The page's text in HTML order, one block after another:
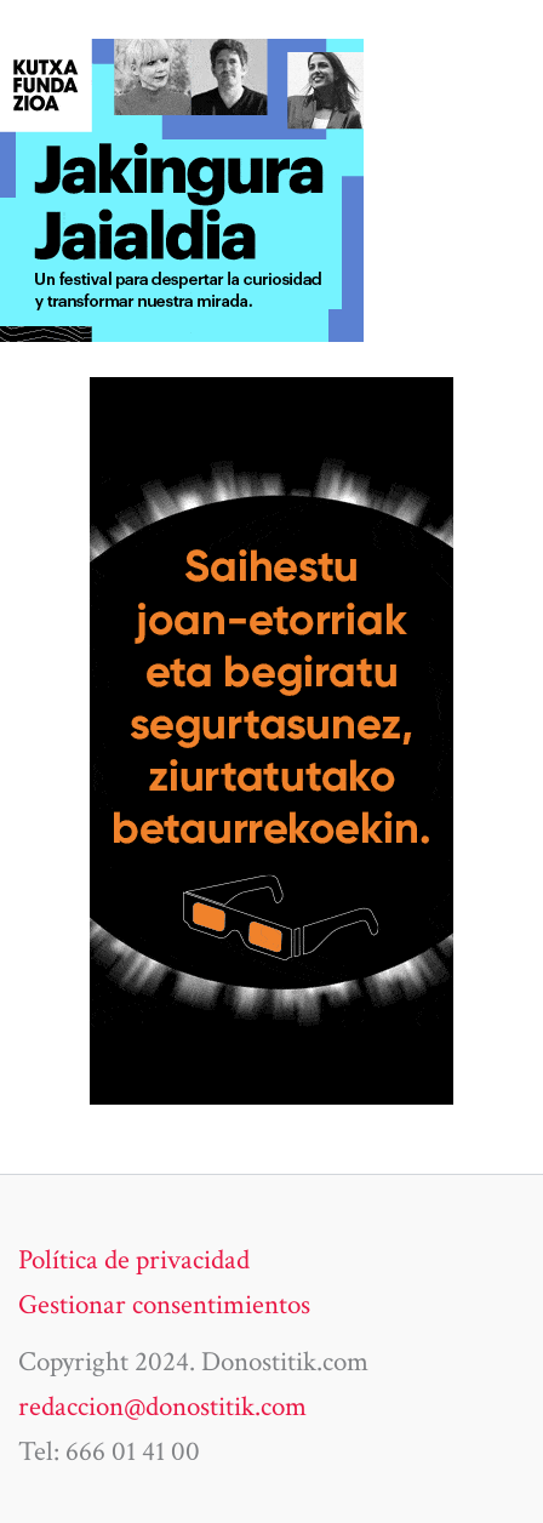
Política de privacidad
Gestionar consentimientos
Copyright 2024. Donostitik.com
redaccion@donostitik.com
Tel: 666 01 41 00